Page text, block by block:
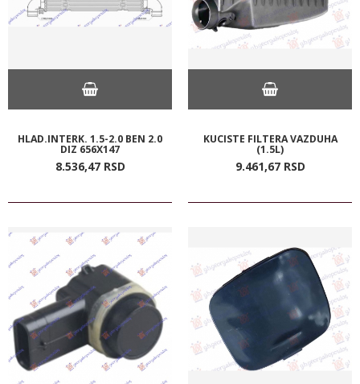
HLAD.INTERK. 1.5-2.0 BEN 2.0
DIZ 656X147
8.536,47 RSD
KUCISTE FILTERA VAZDUHA
(1.5L)
9.461,67 RSD